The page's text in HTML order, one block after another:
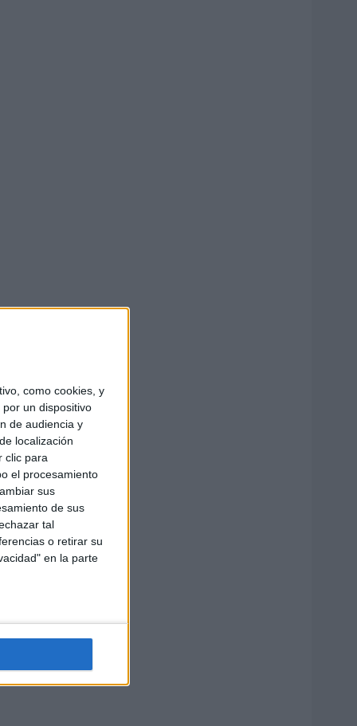
como cookies, y
un dispositivo
de audiencia y
localización
clic para
el procesamiento
sus
de sus
tal
o retirar su
en la parte